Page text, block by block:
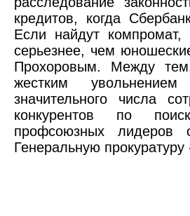
кредитов, когда
Если найдут компромат,
серьезнее, чем
Прохоровым. Между
жестким
значительного числа
конкурентов по
профсоюзных
Генеральную